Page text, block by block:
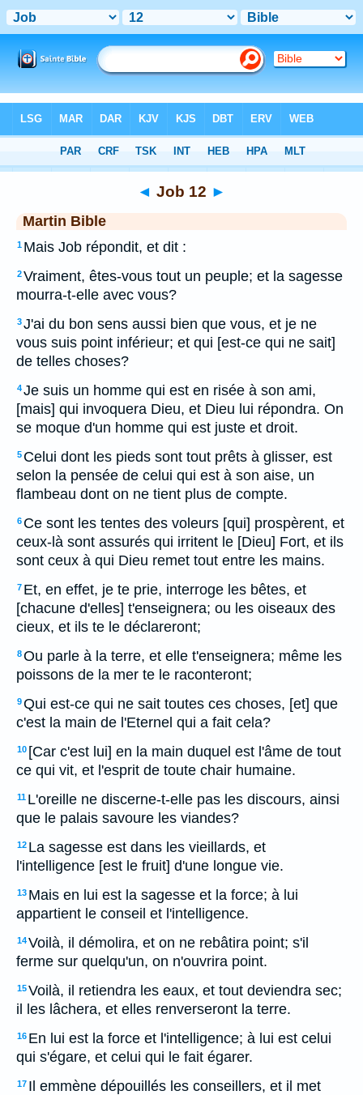
◄ Job 12 ►
Martin Bible
1 Mais Job répondit, et dit :
2Vraiment, êtes-vous tout un peuple; et la sagesse
mourra-t-elle avec vous?
3J'ai du bon sens aussi bien que vous, et je ne
vous suis point inférieur; et qui [est-ce qui ne sait]
de telles choses?
4Je suis un homme qui est en risée à son ami,
[mais] qui invoquera Dieu, et Dieu lui répondra. On
se moque d'un homme qui est juste et droit.
5 Celui dont les pieds sont tout prêts à glisser, est
selon la pensée de celui qui est à son aise, un
flambeau dont on ne tient plus de compte.
6 Ce sont les tentes des voleurs [qui] prospèrent, et
ceux-là sont assurés qui irritent le [Dieu] Fort, et ils
sont ceux à qui Dieu remet tout entre les mains.
7 Et, en effet, je te prie, interroge les bêtes, et
[chacune d'elles] t'enseignera; ou les oiseaux des
cieux, et ils te le déclareront;
8Ou parle à la terre, et elle t'enseignera; même les
poissons de la mer te le raconteront;
9Qui est-ce qui ne sait toutes ces choses, [et] que
c'est la main de l'Eternel qui a fait cela?
10 [Car c'est lui] en la main duquel est l'âme de tout
ce qui vit, et l'esprit de toute chair humaine.
11 L'oreille ne discerne-t-elle pas les discours, ainsi
que le palais savoure les viandes?
12 La sagesse est dans les vieillards, et
l'intelligence [est le fruit] d'une longue vie.
13 Mais en lui est la sagesse et la force; à lui
appartient le conseil et l'intelligence.
14Voilà, il démolira, et on ne rebâtira point; s'il
ferme sur quelqu'un, on n'ouvrira point.
15Voilà, il retiendra les eaux, et tout deviendra sec;
il les lâchera, et elles renverseront la terre.
16 En lui est la force et l'intelligence; à lui est celui
qui s'égare, et celui qui le fait égarer.
17 Il emmène dépouillés les conseillers, et il met